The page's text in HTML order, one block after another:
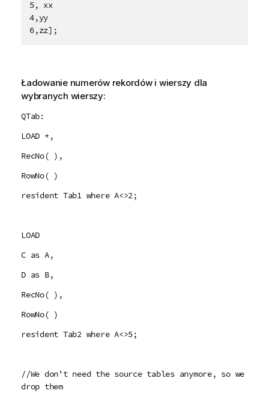
5, xx
4,yy
6,zz];
Ładowanie numerów rekordów i wierszy dla
wybranych wierszy:
QTab:
LOAD *,
RecNo( ),
RowNo( )
resident Tab1 where A<>2;
LOAD
C as A,
D as B,
RecNo( ),
RowNo( )
resident Tab2 where A<>5;
//We don't need the source tables anymore, so we
drop them